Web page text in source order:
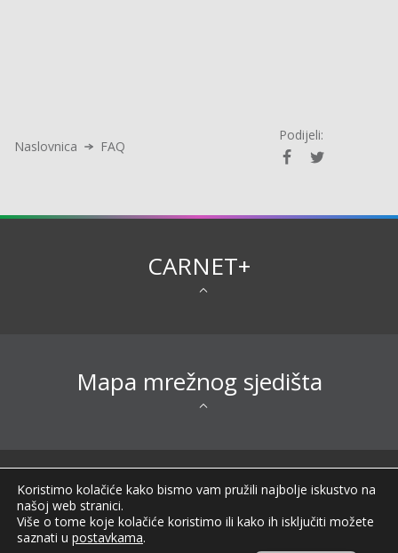
Naslovnica FAQ
Podijeli:
CARNET+
Mapa mrežnog sjedišta
Sva prava pridržana © 2026 CARNET |
Impressum|Obavijest o privatnosti| Izjava o
pristupačnosti| Uvjeti korištenja | Opći podaci o
CARNET-u|FAQ|
Koristimo kolačiće kako bismo vam pružili najbolje iskustvo na
našoj web stranici.
Više o tome koje kolačiće koristimo ili kako ih isključiti možete
saznati u postavkama.